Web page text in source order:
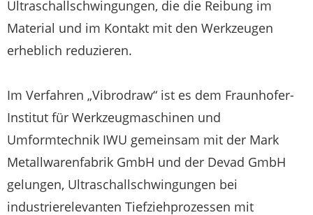
Ultraschallschwingungen, die die Reibung im
Material und im Kontakt mit den Werkzeugen
erheblich reduzieren.
Im Verfahren „Vibrodraw“ ist es dem Fraunhofer-
Institut für Werkzeugmaschinen und
Umformtechnik IWU gemeinsam mit der Mark
Metallwarenfabrik GmbH und der Devad GmbH
gelungen, Ultraschallschwingungen bei
industrierelevanten Tiefziehprozessen mit